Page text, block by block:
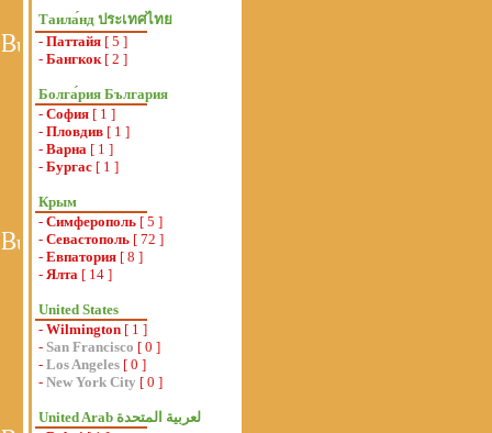
Таила́нд ประเทศไทย
- Паттайя [ 5 ]
- Бангкок[ 2 ]
Болга́рия България
- София [ 1 ]
- Пловдив [ 1 ]
- Варна [ 1 ]
- Бургас [ 1 ]
Крым
- Симферополь [ 5 ]
- Севастополь [ 72 ]
- Евпатория [ 8 ]
- Ялта [ 14 ]
United States
- Wilmington [ 1 ]
- San Francisco [ 0 ]
- Los Angeles [ 0 ]
- New York City [ 0 ]